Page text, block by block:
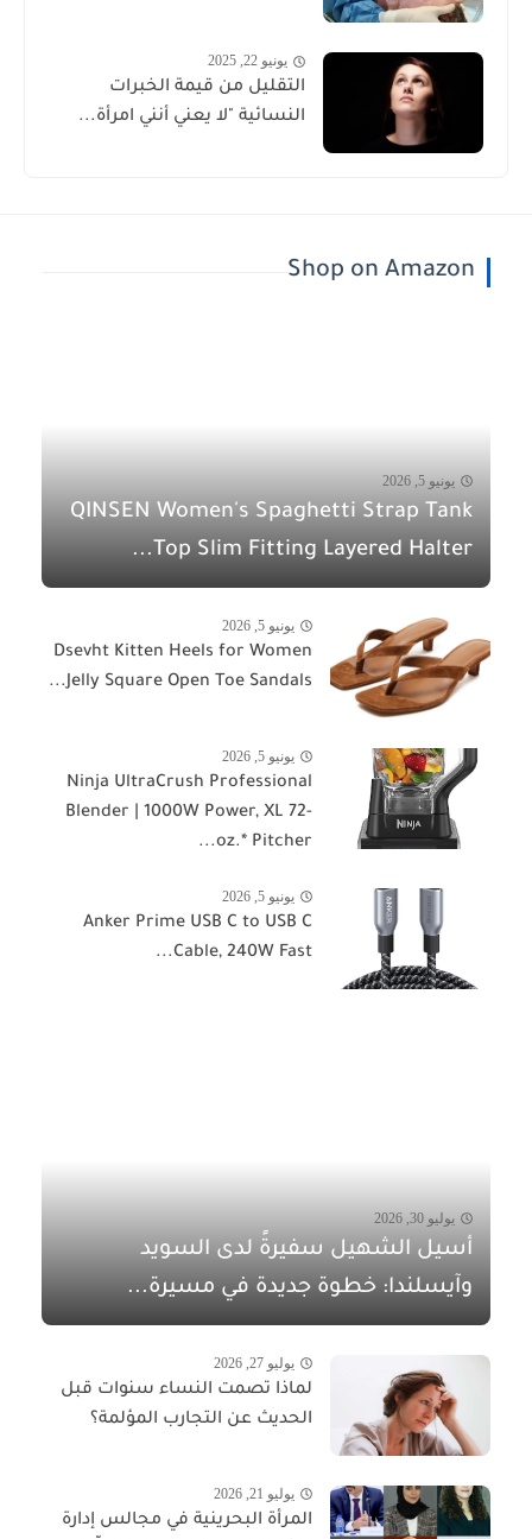
يونيو 22, 2025
التقليل من قيمة الخبرات
النسائية "لا يعني أنني امرأة...
Shop on Amazon
يونيو 5, 2026
QINSEN Women's Spaghetti Strap Tank
Top Slim Fitting Layered Halter...
يونيو 5, 2026
Dsevht Kitten Heels for Women
Jelly Square Open Toe Sandals...
يونيو 5, 2026
Ninja UltraCrush Professional
Blender | 1000W Power, XL 72-
oz.* Pitcher...
يونيو 5, 2026
Anker Prime USB C to USB C
Cable, 240W Fast...
يوليو 30, 2026
أسيل الشهيل سفيرةً لدى السويد
وآيسلندا: خطوة جديدة في مسيرة...
يوليو 27, 2026
لماذا تصمت النساء سنوات قبل
الحديث عن التجارب المؤلمة؟
يوليو 21, 2026
المرأة البحرينية في مجالس إدارة